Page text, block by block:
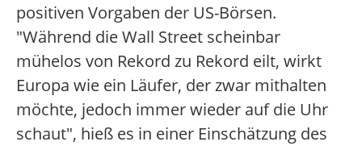
positiven Vorgaben der US-Börsen.
"Während die Wall Street scheinbar
mühelos von Rekord zu Rekord eilt, wirkt
Europa wie ein Läufer, der zwar mithalten
möchte, jedoch immer wieder auf die Uhr
schaut", hieß es in einer Einschätzung des